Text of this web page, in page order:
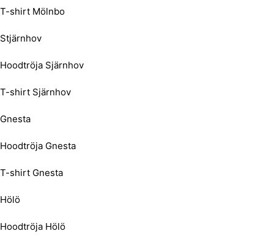
T-shirt Mölnbo
Stjärnhov
Hoodtröja Sjärnhov
T-shirt Sjärnhov
Gnesta
Hoodtröja Gnesta
T-shirt Gnesta
Hölö
Hoodtröja Hölö